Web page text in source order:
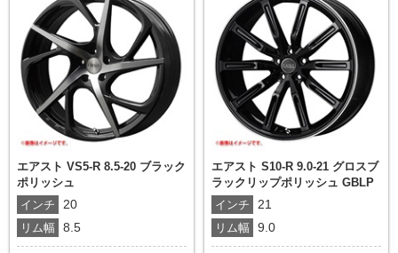
エアスト VS5-R 8.5-20 ブラック
ポリッシュ
インチ
20
リム幅 8.5
エアスト S10-R 9.0-21 グロスブ
ラックリップポリッシュ GBLP
インチ
21
リム幅 9.0